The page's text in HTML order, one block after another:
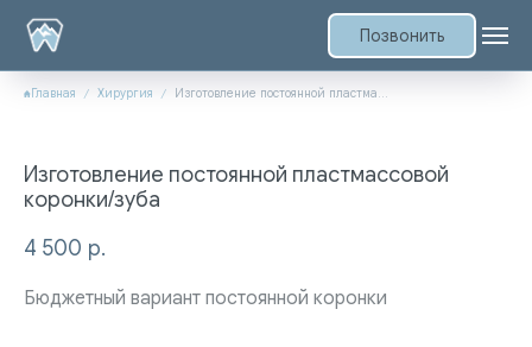
Позвонить
Главная Хирургия Изготовление постоянной пластмассовой коронки/зуба
Изготовление постоянной пластмассовой
коронки/зуба
4 500 р.
Бюджетный вариант постоянной коронки